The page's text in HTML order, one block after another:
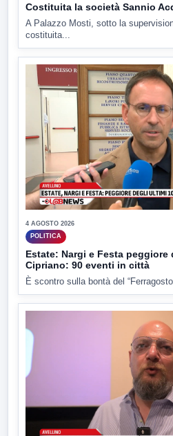
Costituita la società Sannio
A Palazzo Mosti, sotto la
costituita...
4 AGOSTO 2026
POLITICA
Estate: Nargi e Festa
Cipriano: 90 eventi in città
È scontro sulla bontà del